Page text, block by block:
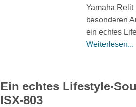
Yamaha Relit
besonderen
ein echtes
Weiterlesen...
Ein echtes Lifestyle-
ISX-803